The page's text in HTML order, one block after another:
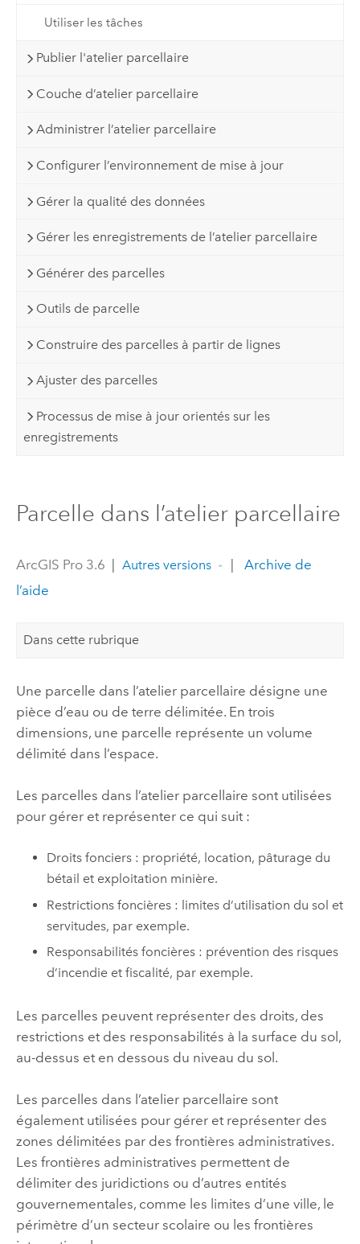
Utiliser les tâches
Publier l'atelier parcellaire
Couche d’atelier parcellaire
Administrer l’atelier parcellaire
Configurer l’environnement de mise à jour
Gérer la qualité des données
Gérer les enregistrements de l’atelier parcellaire
Générer des parcelles
Outils de parcelle
Construire des parcelles à partir de lignes
Ajuster des parcelles
Processus de mise à jour orientés sur les
enregistrements
Parcelle dans l’atelier parcellaire
ArcGIS Pro 3.6 Autres versions
Archive de
l’aide
Dans cette rubrique
Une parcelle dans l’atelier parcellaire désigne une
pièce d’eau ou de terre délimitée. En trois
dimensions, une parcelle représente un volume
délimité dans l’espace.
Les parcelles dans l’atelier parcellaire sont utilisées
pour gérer et représenter ce qui suit :
Droits fonciers : propriété, location, pâturage du
bétail et exploitation minière.
Restrictions foncières : limites d’utilisation du sol et
servitudes, par exemple.
Responsabilités foncières : prévention des risques
d’incendie et fiscalité, par exemple.
Les parcelles peuvent représenter des droits, des
restrictions et des responsabilités à la surface du sol,
au-dessus et en dessous du niveau du sol.
Les parcelles dans l’atelier parcellaire sont
également utilisées pour gérer et représenter des
zones délimitées par des frontières administratives.
Les frontières administratives permettent de
délimiter des juridictions ou d’autres entités
gouvernementales, comme les limites d’une ville, le
périmètre d’un secteur scolaire ou les frontières